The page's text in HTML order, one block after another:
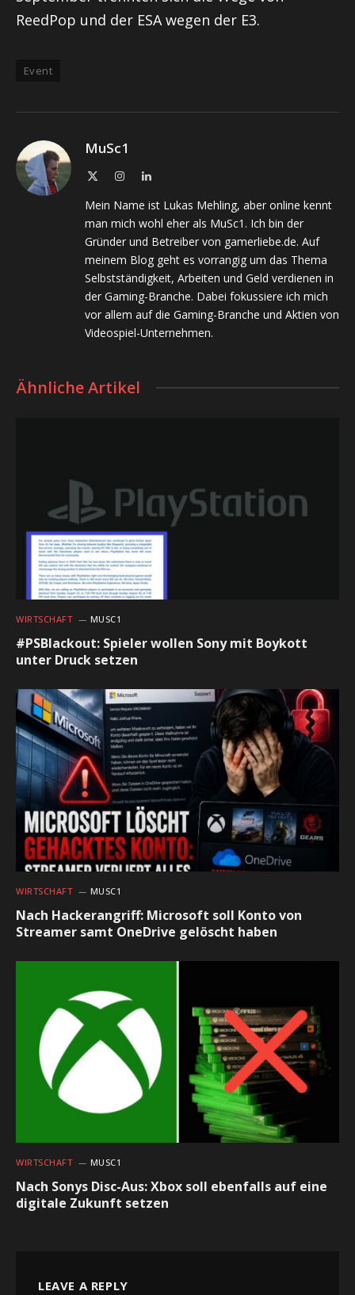
ReedPop und der ESA wegen der E3.
Event
MuSc1
InstagramLinkedIn
Mein Name ist Lukas Mehling, aber online kennt
man mich wohl eher als MuSc1. Ich bin der
Gründer und Betreiber von gamerliebe.de. Auf
meinem Blog geht es vorrangig um das Thema
Selbstständigkeit, Arbeiten und Geld verdienen in
der Gaming-Branche. Dabei fokussiere ich mich
vor allem auf die Gaming-Branche und Aktien von
Videospiel-Unternehmen.
Ähnliche Artikel
WIRTSCHAFT MUSC1
#PSBlackout: Spieler wollen Sony mit Boykott
unter Druck setzen
WIRTSCHAFT MUSC1
Nach Hackerangriff: Microsoft soll Konto von
Streamer samt OneDrive gelöscht haben
WIRTSCHAFT MUSC1
Nach Sonys Disc-Aus: Xbox soll ebenfalls auf eine
digitale Zukunft setzen
LEAVE A REPLY